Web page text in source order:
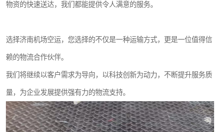
物资的快速送达，我们都能提供令人满意的服务。
选择济南机场空运，您选择的不仅是一种运输方式，更是一位值得信
赖的物流合作伙伴。
我们将继续以客户需求为导向，以科技创新为动力，不断提升服务质
量，为企业发展提供强有力的物流支持。